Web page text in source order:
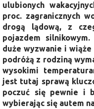
ulubionych
proc. zagranicznych
drogą lądową, z
pojazdem
duże wyzwanie i
podróżą z rodziną
wysokimi
jest tutaj sprawą
poczuć się pewnie i
wybierając się autem